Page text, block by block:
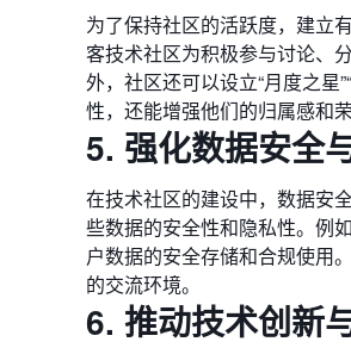
为了保持社区的活跃度，建立
客技术社区为积极参与讨论、
外，社区还可以设立“月度之
性，还能增强他们的归属感和荣
5. 强化数据安全
在技术社区的建设中，数据安
些数据的安全性和隐私性。例
户数据的安全存储和合规使用
的交流环境。
6. 推动技术创新